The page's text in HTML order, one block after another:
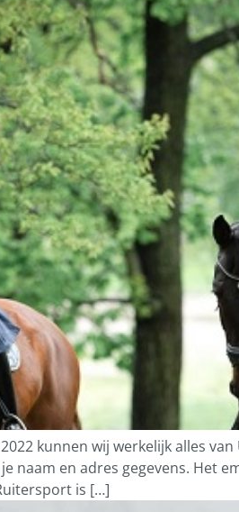
kunnen wij werkelijk alles van
naam en adres gegevens. Het
is […]